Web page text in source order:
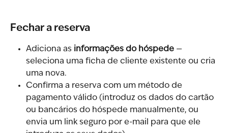
Fechar a reserva
Adiciona as informações do hóspede —
seleciona uma ficha de cliente existente ou cria
uma nova.
Confirma a reserva com um método de
pagamento válido (introduz os dados do cartão
ou bancários do hóspede manualmente, ou
envia um link seguro por e-mail para que ele